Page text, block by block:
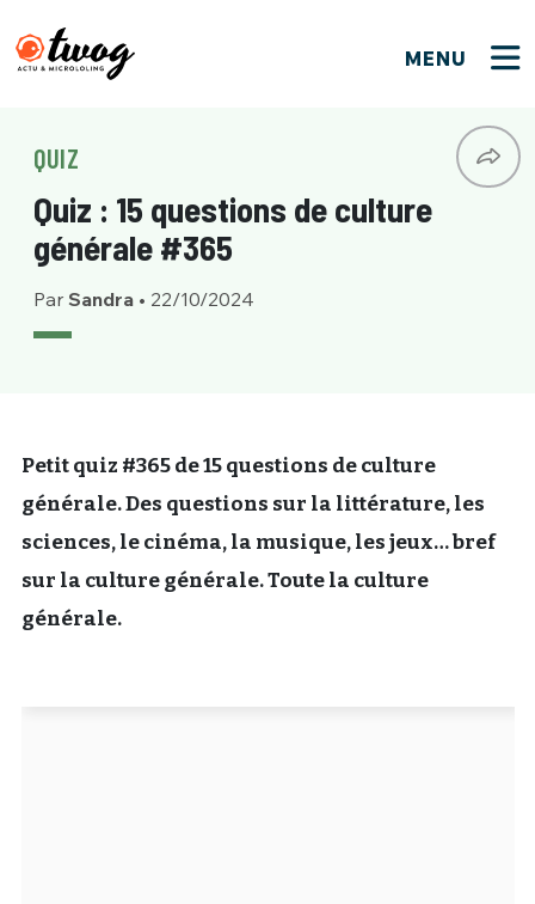
MENU
QUIZ
Quiz : 15 questions de culture
générale #365
Par Sandra • 22/10/2024
Petit quiz #365 de 15 questions de culture
générale. Des questions sur la littérature, les
sciences, le cinéma, la musique, les jeux… bref
sur la culture générale. Toute la culture
générale.
PSEUDO*
EMAIL*
JE M'INSCRIS
Connexion
PSEUDO
CONNEXION
Que souhaitez-vous proposer ?
Quelques tweets
C'EST PARTI
M'INSCRIRE
ME CONNECTER
Un Thread